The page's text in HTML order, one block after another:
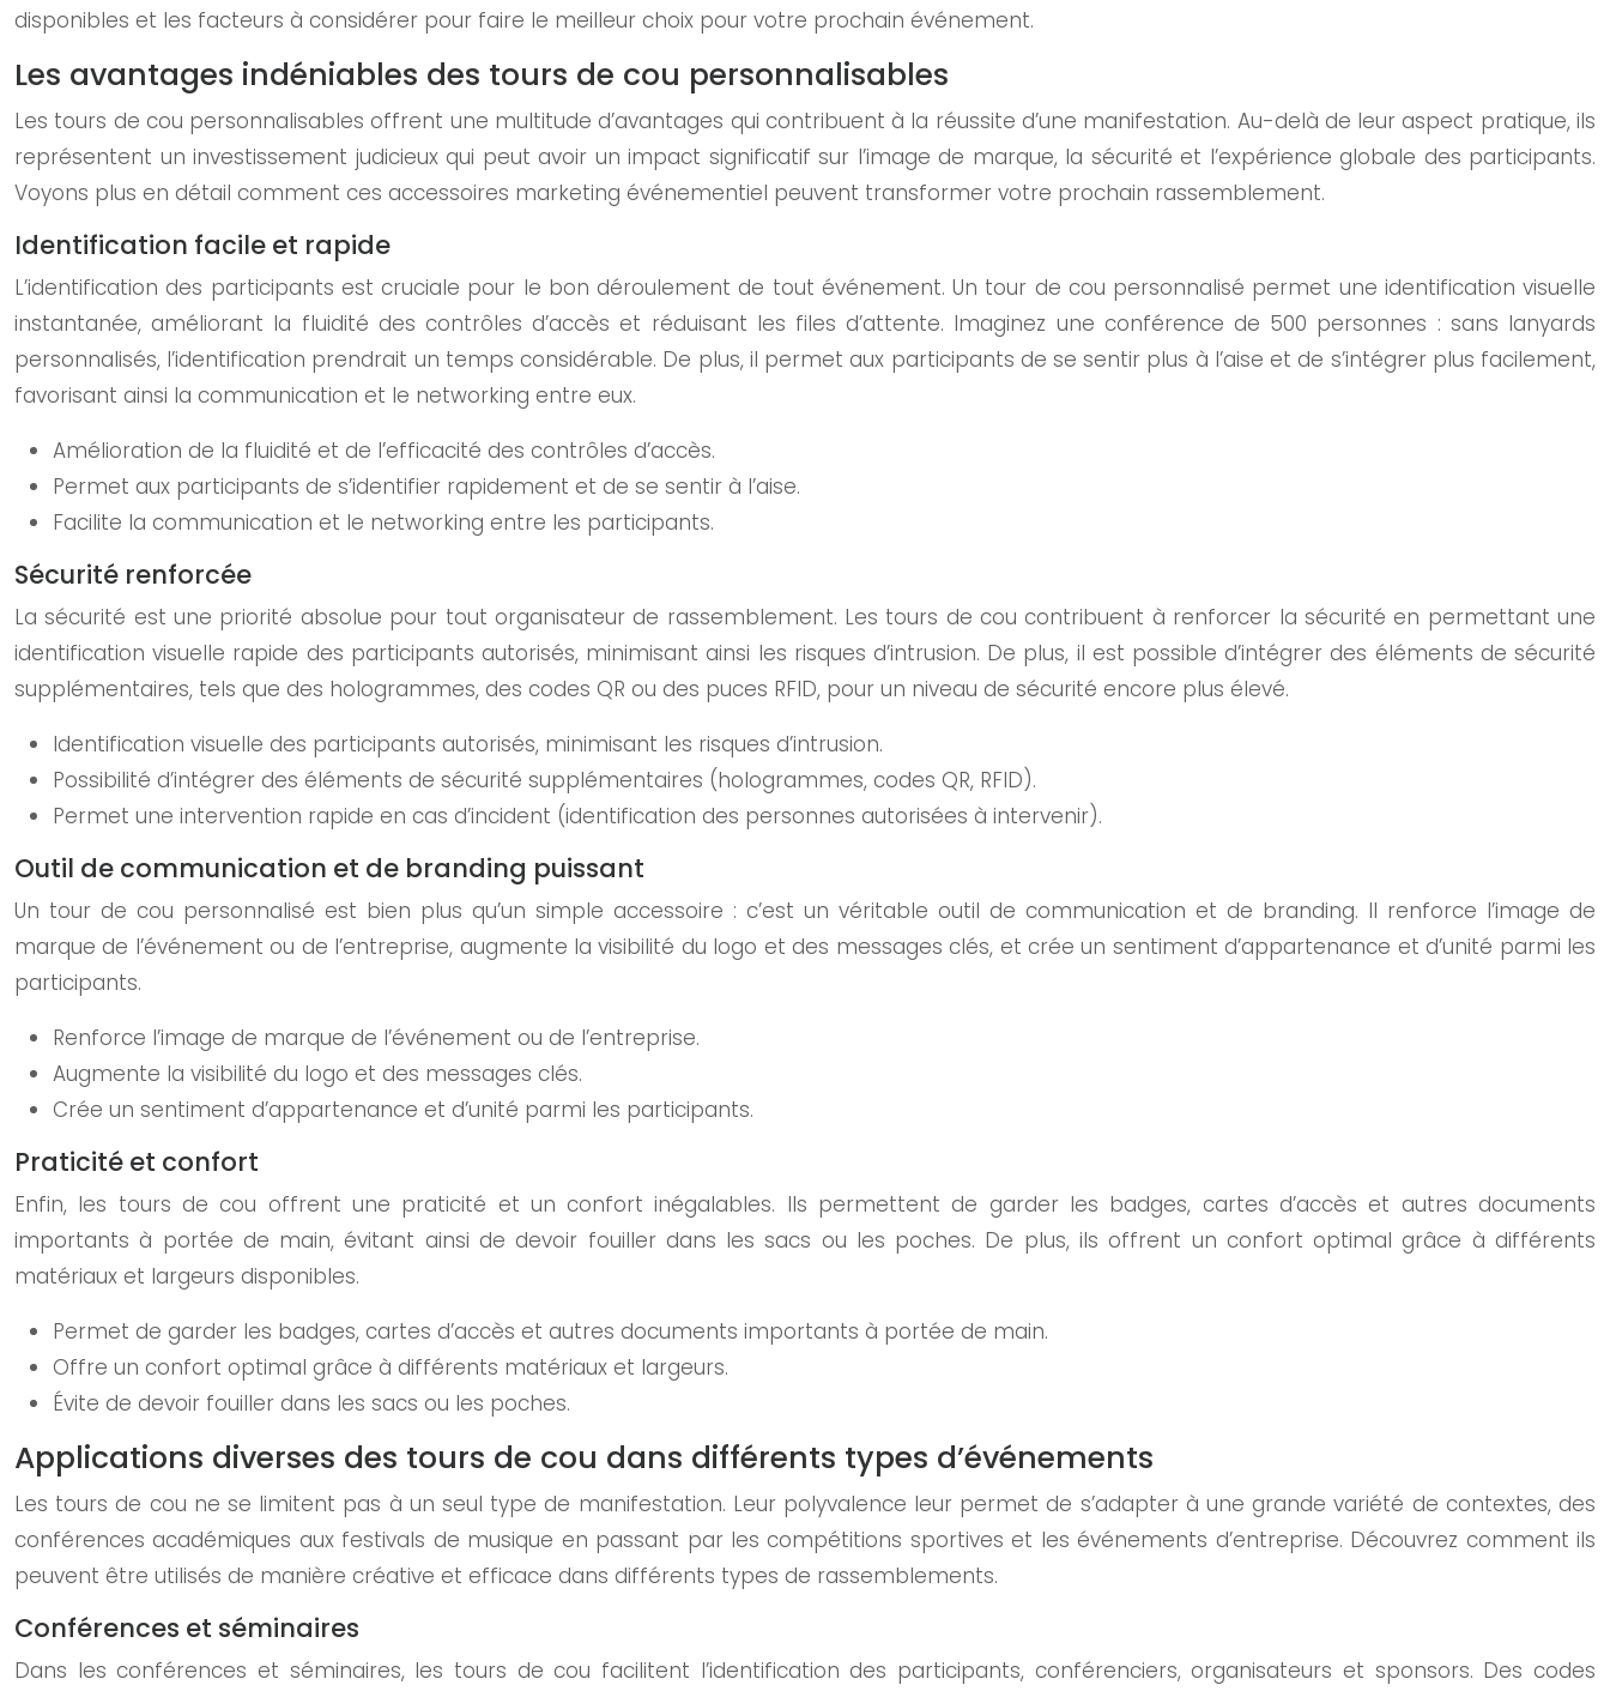
disponibles et les facteurs à considérer pour faire le meilleur choix pour votre prochain événement.
Les avantages indéniables des tours de cou personnalisables
Les tours de cou personnalisables offrent une multitude d’avantages qui contribuent à la réussite d’une manifestation. Au-delà de leur aspect pratique, ils
représentent un investissement judicieux qui peut avoir un impact significatif sur l’image de marque, la sécurité et l’expérience globale des participants.
Voyons plus en détail comment ces accessoires marketing événementiel peuvent transformer votre prochain rassemblement.
Identification facile et rapide
L’identification des participants est cruciale pour le bon déroulement de tout événement. Un tour de cou personnalisé permet une identification visuelle
instantanée, améliorant la fluidité des contrôles d’accès et réduisant les files d’attente. Imaginez une conférence de 500 personnes : sans lanyards
personnalisés, l’identification prendrait un temps considérable. De plus, il permet aux participants de se sentir plus à l’aise et de s’intégrer plus facilement,
favorisant ainsi la communication et le networking entre eux.
Amélioration de la fluidité et de l’efficacité des contrôles d’accès.
Permet aux participants de s’identifier rapidement et de se sentir à l’aise.
Facilite la communication et le networking entre les participants.
Sécurité renforcée
La sécurité est une priorité absolue pour tout organisateur de rassemblement. Les tours de cou contribuent à renforcer la sécurité en permettant une
identification visuelle rapide des participants autorisés, minimisant ainsi les risques d’intrusion. De plus, il est possible d’intégrer des éléments de sécurité
supplémentaires, tels que des hologrammes, des codes QR ou des puces RFID, pour un niveau de sécurité encore plus élevé.
Identification visuelle des participants autorisés, minimisant les risques d’intrusion.
Possibilité d’intégrer des éléments de sécurité supplémentaires (hologrammes, codes QR, RFID).
Permet une intervention rapide en cas d’incident (identification des personnes autorisées à intervenir).
Outil de communication et de branding puissant
Un tour de cou personnalisé est bien plus qu’un simple accessoire : c’est un véritable outil de communication et de branding. Il renforce l’image de
marque de l’événement ou de l’entreprise, augmente la visibilité du logo et des messages clés, et crée un sentiment d’appartenance et d’unité parmi les
participants.
Renforce l’image de marque de l’événement ou de l’entreprise.
Augmente la visibilité du logo et des messages clés.
Crée un sentiment d’appartenance et d’unité parmi les participants.
Praticité et confort
Enfin, les tours de cou offrent une praticité et un confort inégalables. Ils permettent de garder les badges, cartes d’accès et autres documents
importants à portée de main, évitant ainsi de devoir fouiller dans les sacs ou les poches. De plus, ils offrent un confort optimal grâce à différents
matériaux et largeurs disponibles.
Permet de garder les badges, cartes d’accès et autres documents importants à portée de main.
Offre un confort optimal grâce à différents matériaux et largeurs.
Évite de devoir fouiller dans les sacs ou les poches.
Applications diverses des tours de cou dans différents types d’événements
Les tours de cou ne se limitent pas à un seul type de manifestation. Leur polyvalence leur permet de s’adapter à une grande variété de contextes, des
conférences académiques aux festivals de musique en passant par les compétitions sportives et les événements d’entreprise. Découvrez comment ils
peuvent être utilisés de manière créative et efficace dans différents types de rassemblements.
Conférences et séminaires
Dans les conférences et séminaires, les tours de cou facilitent l’identification des participants, conférenciers, organisateurs et sponsors. Des codes